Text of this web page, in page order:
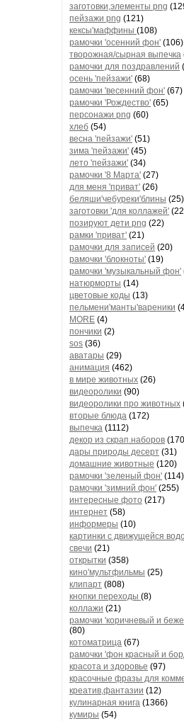
заготовки,элементы png
пейзажи png (121)
кексы'маффины (108)
рамочки 'осенний фон' (106)
творожная/сырная выпечка
рамочки для поздравлений
осень 'пейзажи' (68)
рамочки 'весенний фон' (67)
рамочки 'Рождество' (65)
персонажи png (60)
хлеб (54)
весна 'пейзажи' (51)
зима 'пейзажи' (45)
лето 'пейзажи' (34)
рамочки '8 Марта' (27)
для меня 'приват' (26)
беляши'чебуреки'блины (25)
заготовки 'для коллажей'
позируют дети png (22)
рамки 'приват' (21)
рамочки для записей (20)
рамочки 'блокноты' (19)
рамочки 'музыкальный фон'
натюрморты (14)
цветовые коды (13)
пельмени'манты'вареники
MORE (4)
пончики (2)
sos (36)
аватары (29)
анимация (462)
в мире животных (26)
видеоролики (90)
видеоролики про животных
вторые блюда (172)
выпечка (1112)
декор из скрап.наборов
дары природы десерт (31)
домашние животные (120)
рамочки 'зеленый фон' (114)
рамочки 'зимний фон' (255)
интересные фото (217)
интернет (58)
информеры (10)
картинки с движущейся
свечи (21)
открытки (358)
кино'мультфильмы (25)
клипарт (808)
кнопки переходы (8)
коллажи (21)
рамочки 'коричневый и
(80)
котоматрица (67)
рамочки 'фон красный и
красота и здоровье (97)
красочные фразы для
креатив,фантазии (12)
кулинарная книга (1366)
кумиры (54)